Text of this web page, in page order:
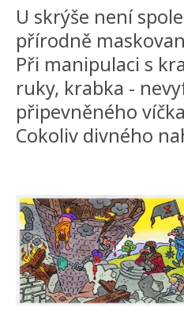
U skrýše není
přírodně
Při manipulaci s
ruky, krabka -
připevněného
Cokoliv divného